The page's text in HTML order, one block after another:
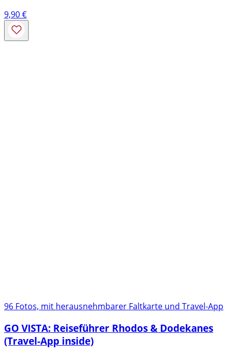
9,90€
96 Fotos, mit herausnehmbarer Faltkarte und Travel-App
GO VISTA: Reiseführer Rhodos & Dodekanes
(Travel-App inside)